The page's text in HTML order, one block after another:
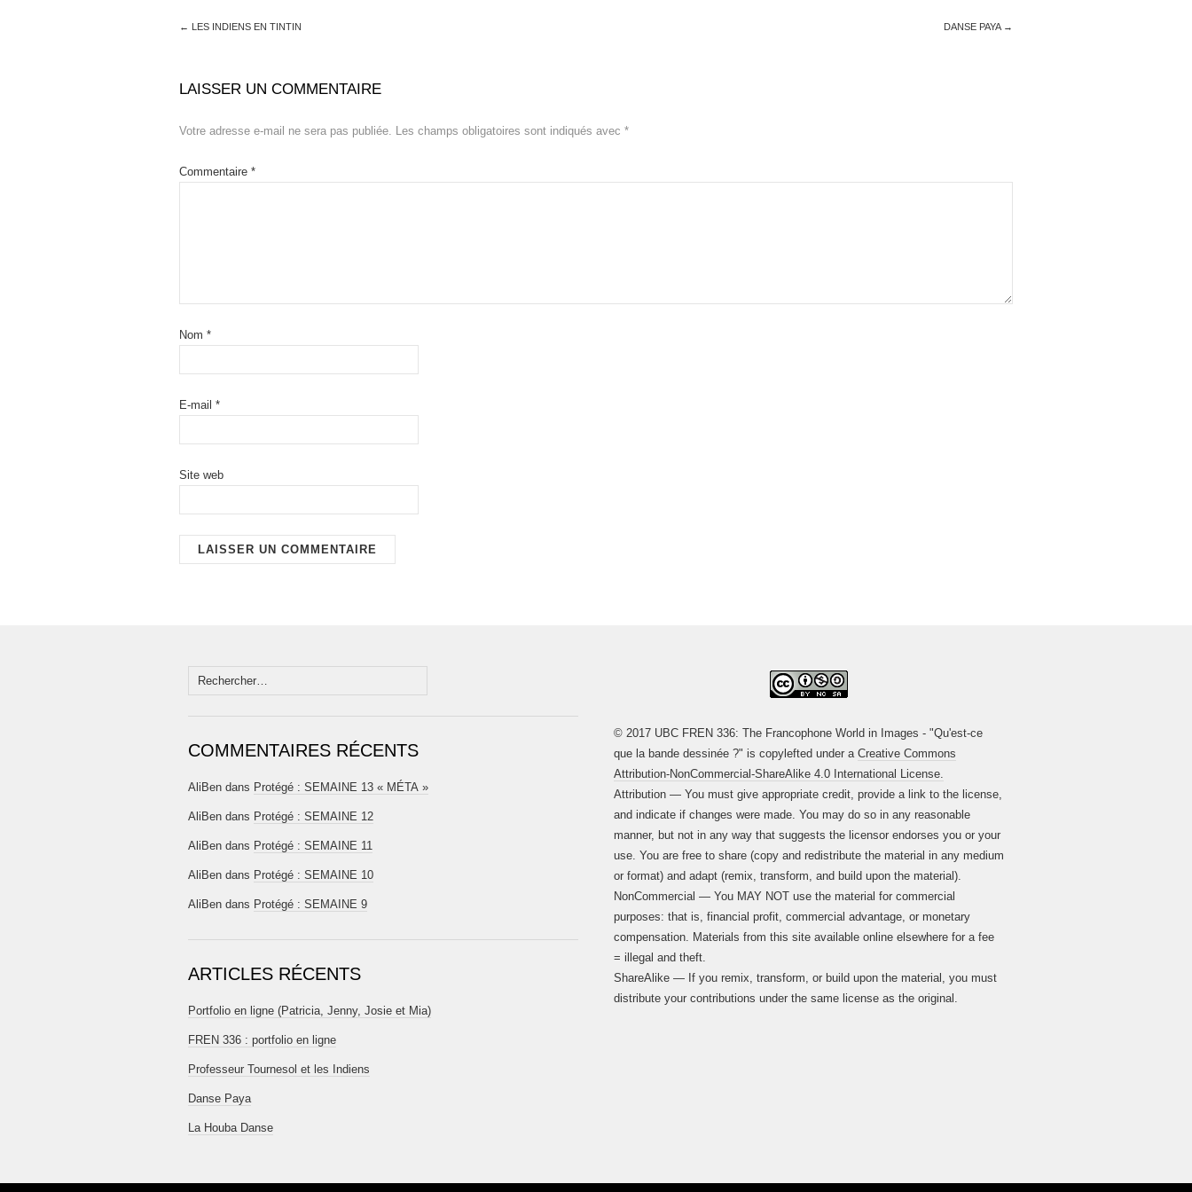
← LES INDIENS EN TINTIN DANSE PAYA →
LAISSER UN COMMENTAIRE
Votre adresse e-mail ne sera pas publiée. Les champs obligatoires sont indiqués avec *
Commentaire *
Nom *
E-mail *
Site web
Rechercher :
COMMENTAIRES RÉCENTS
AliBen dans Protégé : SEMAINE 13 « MÉTA »
AliBen dans Protégé : SEMAINE 12
AliBen dans Protégé : SEMAINE 11
AliBen dans Protégé : SEMAINE 10
AliBen dans Protégé : SEMAINE 9
ARTICLES RÉCENTS
Portfolio en ligne (Patricia, Jenny, Josie et Mia)
FREN 336 : portfolio en ligne
Professeur Tournesol et les Indiens
Danse Paya
La Houba Danse
© 2017 UBC FREN 336: The Francophone World in Images - "Qu'est-ce
que la bande dessinée ?" is copylefted under a Creative Commons
Attribution-NonCommercial-ShareAlike 4.0 International License.
Attribution — You must give appropriate credit, provide a link to the license,
and indicate if changes were made. You may do so in any reasonable
manner, but not in any way that suggests the licensor endorses you or your
use. You are free to share (copy and redistribute the material in any medium
or format) and adapt (remix, transform, and build upon the material).
NonCommercial — You MAY NOT use the material for commercial
purposes: that is, financial profit, commercial advantage, or monetary
compensation. Materials from this site available online elsewhere for a fee
= illegal and theft.
ShareAlike — If you remix, transform, or build upon the material, you must
distribute your contributions under the same license as the original.